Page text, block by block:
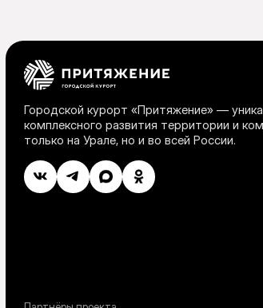
Городской курорт «Притяжение» —
комплексного развития территории и
только на Урале, но и во всей России.